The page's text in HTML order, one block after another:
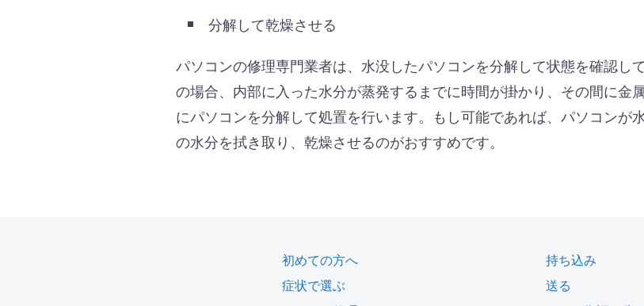
分解して乾燥させる
パソコンの修理専門業者は、水没したパソコンを分解して状態を確認し
の場合、内部に入った水分が蒸発するまでに時間が掛かり、その間に金
にパソコンを分解して処置を行います。もし可能であれば、パソコンが
の水分を拭き取り、乾燥させるのがおすすめです。
初めての方へ
症状で選ぶ
持ち込み
送る